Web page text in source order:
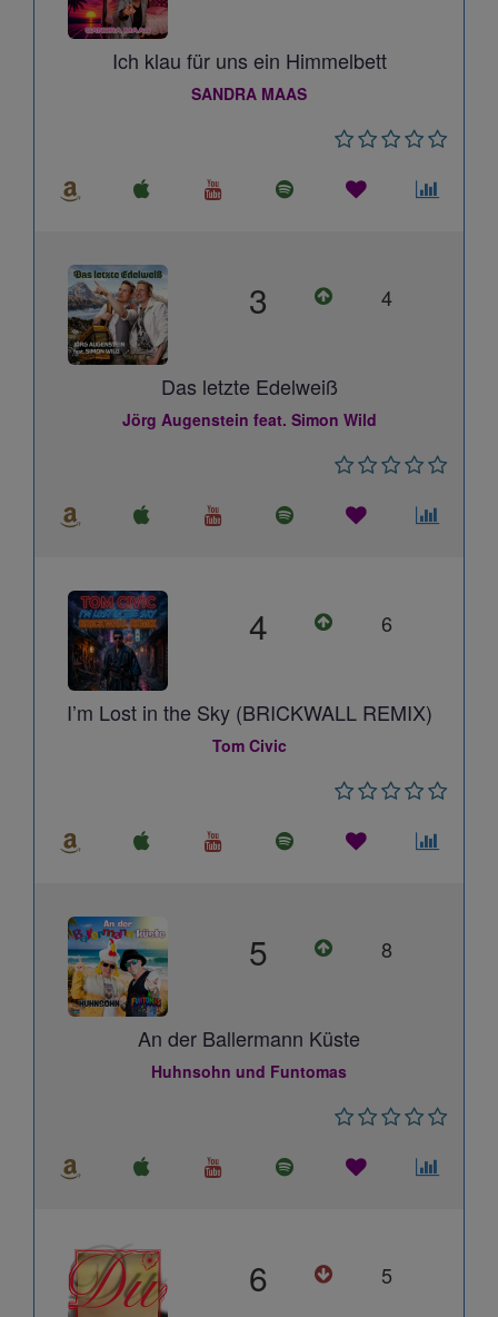
Ich klau für uns ein Himmelbett
SANDRA MAAS
3 4
Das letzte Edelweiß
Jörg Augenstein feat. Simon Wild
4 6
I’m Lost in the Sky (BRICKWALL REMIX)
Tom Civic
5 8
An der Ballermann Küste
Huhnsohn und Funtomas
6 5